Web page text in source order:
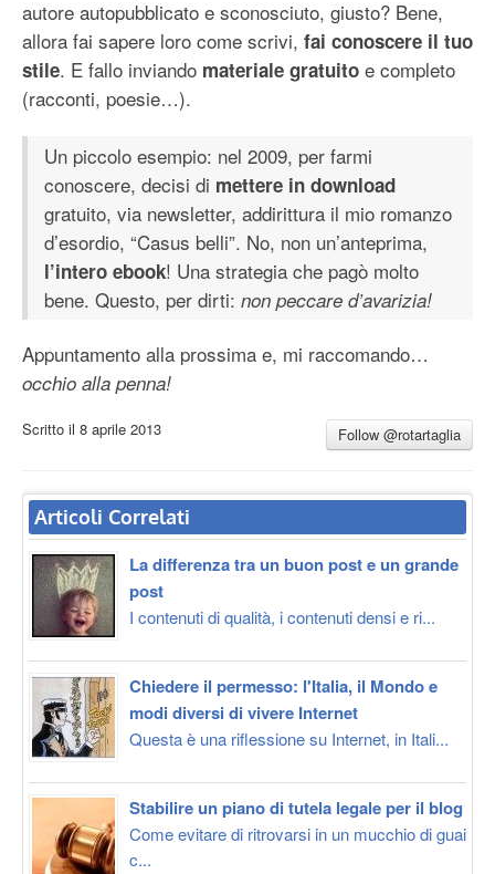
autore autopubblicato e sconosciuto, giusto? Bene,
allora fai sapere loro come scrivi, fai conoscere il tuo
stile. E fallo inviando materiale gratuito e completo
(racconti, poesie…).
Un piccolo esempio: nel 2009, per farmi
conoscere, decisi di mettere in download
gratuito, via newsletter, addirittura il mio romanzo
d’esordio, “Casus belli”. No, non un’anteprima,
l’intero ebook! Una strategia che pagò molto
bene. Questo, per dirti: non peccare d’avarizia!
Appuntamento alla prossima e, mi raccomando…
occhio alla penna!
Scritto il 8 aprile 2013 Follow @rotartaglia
Articoli Correlati
La differenza tra un buon post e un grande
post
I contenuti di qualità, i contenuti densi e ri...
Chiedere il permesso: l'Italia, il Mondo e
modi diversi di vivere Internet
Questa è una riflessione su Internet, in Itali...
Stabilire un piano di tutela legale per il blog
Come evitare di ritrovarsi in un mucchio di guai
c...